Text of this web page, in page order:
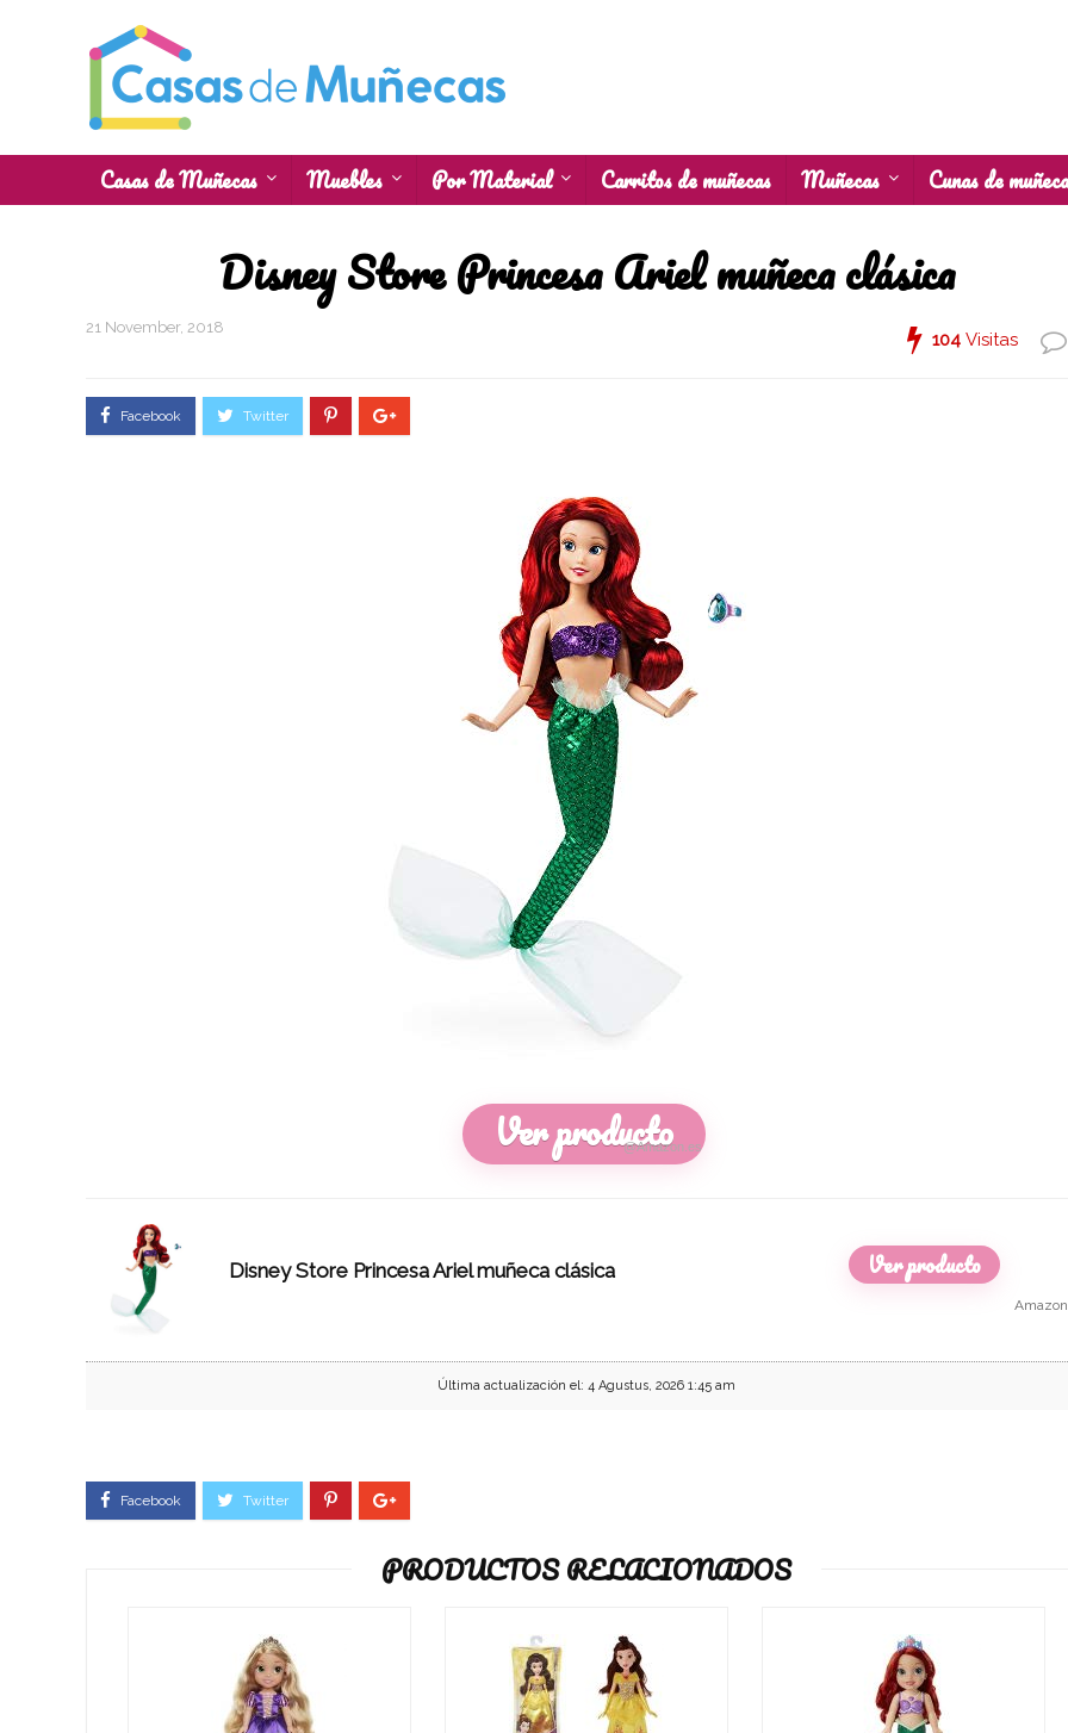
Casas de Muñecas Muebles Por Material Carritos de muñecas Muñecas Cunas de
Disney Store Princesa Ariel muñeca clásica
21 November, 2018
104 Visitas
Ver producto
@Amazon.es
Disney Store Princesa Ariel muñeca clásica Ver producto
Última actualización el: 4 Agustus, 2026 1:45 am
PRODUCTOS RELACIONADOS